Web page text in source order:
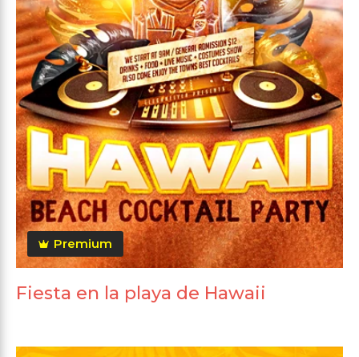
Premium
Fiesta en la playa de Hawaii